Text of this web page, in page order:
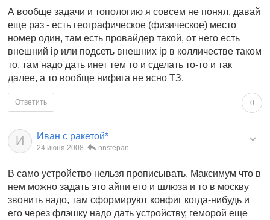
А вообще задачи и топологию я совсем не понял, давай
еще раз - есть географическое (физическое) место
номер один, там есть провайдер такой, от него есть
внешний ip или подсеть внешних ip в колличестве таком
то, там надо дать инет тем то и сделать то-то и так
далее, а то вообще нифига не ясно ТЗ.
0
Ответить
И Иван с ракетой*
24 июня 2008 nnstepan
В само устройство нельзя прописывать. Максимум что в
нем можно задать это айпи его и шлюза и то в москву
звонить надо, там сформируют конфиг когда-нибудь и
его через флэшку надо дать устройству, геморой еще